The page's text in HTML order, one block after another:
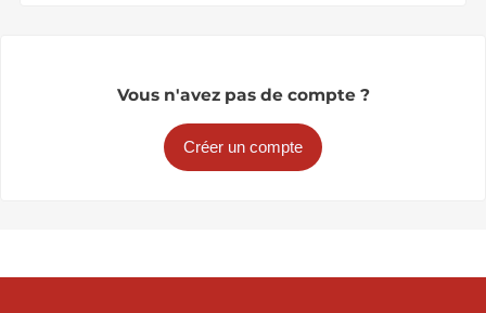
Vous n'avez pas de compte ?
Créer un compte